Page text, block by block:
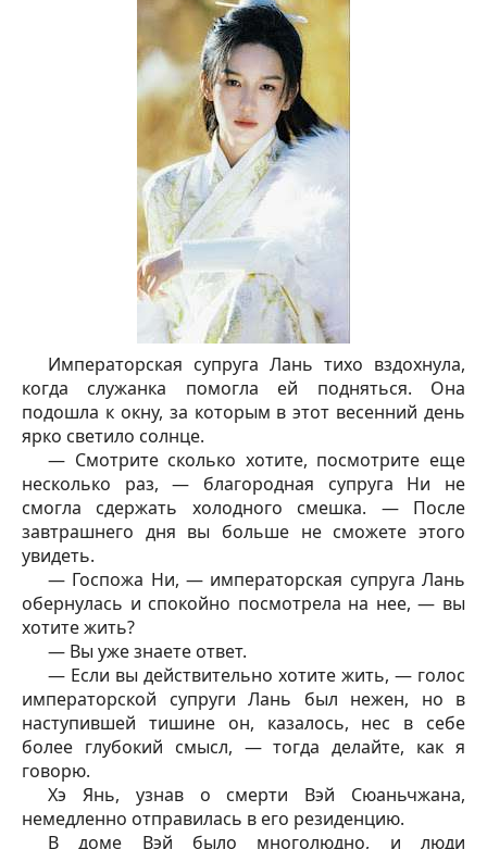
Императорская супруга Лань тихо вздохнула,
когда служанка помогла ей подняться. Она
подошла к окну, за которым в этот весенний день
ярко светило солнце.
— Смотрите сколько хотите, посмотрите еще
несколько раз, — благородная супруга Ни не
смогла сдержать холодного смешка. — После
завтрашнего дня вы больше не сможете этого
увидеть.
— Госпожа Ни, — императорская супруга Лань
обернулась и спокойно посмотрела на нее, — вы
хотите жить?
— Вы уже знаете ответ.
— Если вы действительно хотите жить, — голос
императорской супруги Лань был нежен, но в
наступившей тишине он, казалось, нес в себе
более глубокий смысл, — тогда делайте, как я
говорю.
Хэ Янь, узнав о смерти Вэй Сюаньчжана,
немедленно отправилась в его резиденцию.
В доме Вэй было многолюдно, и люди